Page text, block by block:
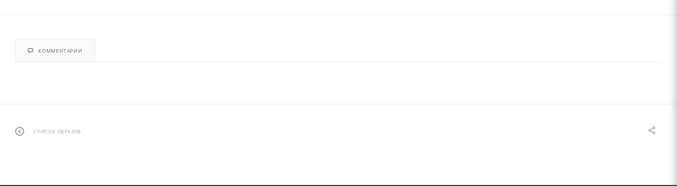
КОММЕНТАРИИ
СПИСОК ОБРАЗОВ